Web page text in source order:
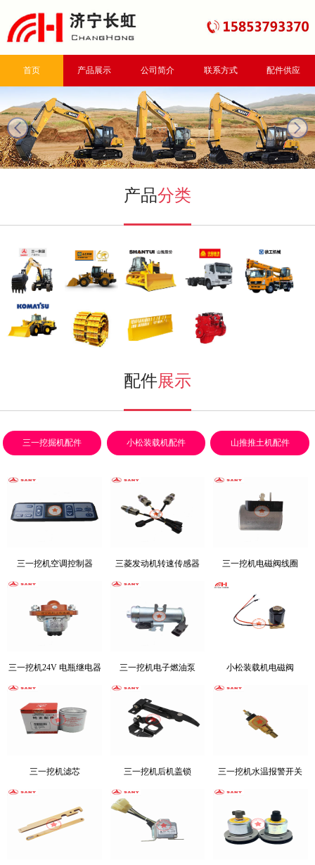
首页 产品展示 公司简介 联系方式 配件供应
next
产品分类
三一挖掘机 山工装载机 重汽自卸车
配件展示
三一挖掘机配件 小松装载机配件 山推推土机配件
三一挖机空调控制器 三菱发动机转速传感器 三一挖机电磁阀线圈
三一挖机24V 电瓶继电器 三一挖机电子燃油泵 小松装载机电磁阀
三一挖机滤芯 三一挖机后机盖锁 三一挖机水温报警开关